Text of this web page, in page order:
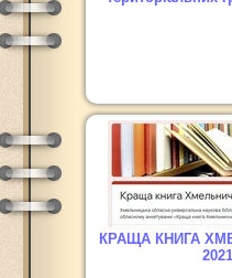
КРАЩА КНИГА
2021